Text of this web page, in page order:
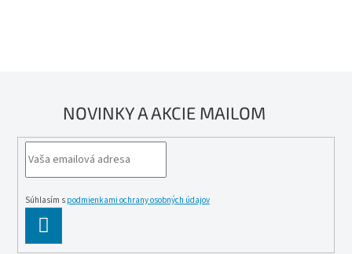
NOVINKY A AKCIE MAILOM
Súhlasím s podmienkami ochrany osobných údajov
SE